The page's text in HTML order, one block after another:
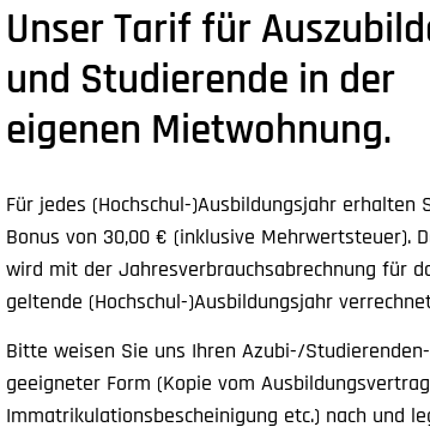
Unser Tarif für
und Studierende in der
eigenen Mietwohnung.
Für jedes (Hochschul-)Ausbildungsjahr erhalten
Bonus von 30,00 € (inklusive Mehrwertsteuer).
wird mit der Jahresverbrauchsabrechnung für
geltende (Hochschul-)Ausbildungsjahr
Bitte weisen Sie uns Ihren Azubi-/
geeigneter Form (Kopie vom
Immatrikulationsbescheinigung etc.) nach und